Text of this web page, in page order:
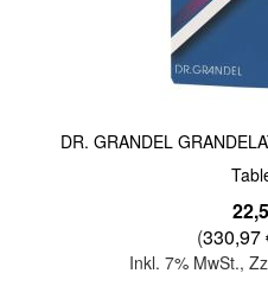
DR. GRANDEL
(330,97
Inkl. 7% MwSt.,